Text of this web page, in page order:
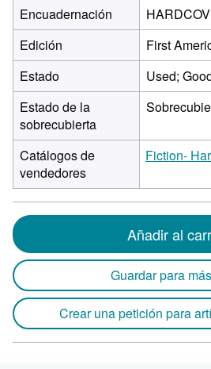
Encuadernación
Edición
First
Estado
Used;
Estado de la
sobrecubierta
Catálogos de
vendedores
Fiction-
Añadir al
Guardar para
Crear una petición para